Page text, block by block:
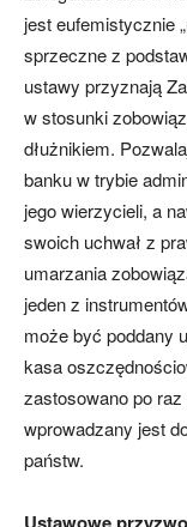
jest eufemistycznie
sprzeczne z
ustawy przyznają
w stosunki
dłużnikiem.
banku w trybie
jego wierzycieli, a
swoich uchwał z
umarzania
jeden z
może być poddany
kasa
zastosowano po
wprowadzany jest
państw.